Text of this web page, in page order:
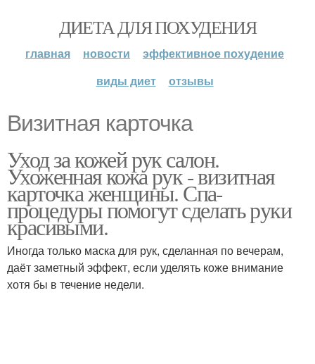
ДИЕТА ДЛЯ ПОХУДЕНИЯ
главная новости
эффективное похудение
виды диет
отзывы
Визитная карточка
Уход за кожей рук салон.
Ухоженная кожа рук - визитная
карточка женщины. Спа-
процедуры помогут сделать руки
красивыми.
Иногда только маска для рук, сделанная по вечерам,
даёт заметный эффект, если уделять коже внимание
хотя бы в течение недели.